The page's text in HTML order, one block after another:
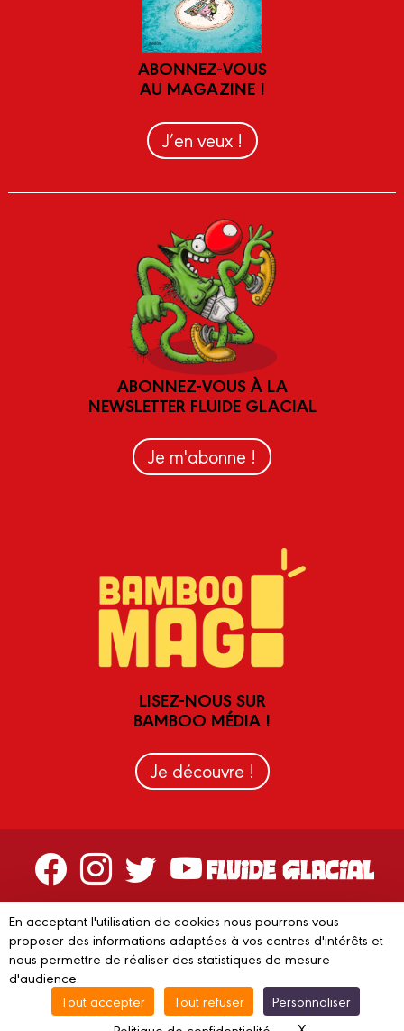
ABONNEZ-VOUS
AU MAGAZINE !
J’en veux !
ABONNEZ-VOUS À LA
NEWSLETTER FLUIDE GLACIAL
Je m'abonne !
LISEZ-NOUS SUR
BAMBOO MÉDIA !
Je découvre !
Contactez-nous
Devenir partenaire
© 2023 FLUIDE GLACIAL Mentions légales C.G.V.
Conditions
En acceptant l'utilisation de cookies nous pourrons vous
proposer des informations adaptées à vos centres d'intérêts et
nous permettre de réaliser des statistiques de mesure
d'audience.
Tout accepter
Tout refuser
Personnaliser